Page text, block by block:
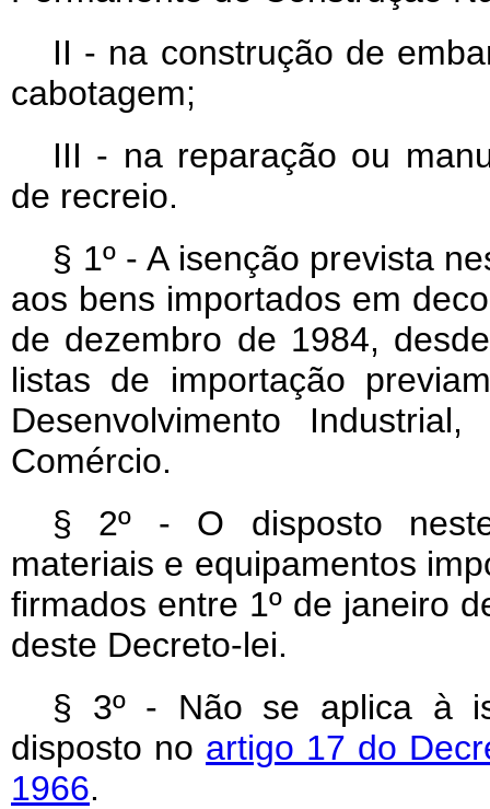
II - na construção de
cabotagem;
III - na reparação ou
de recreio.
§ 1º - A isenção prevista
aos bens importados em
de dezembro de 1984,
listas de importação
Desenvolvimento
Comércio.
§ 2º - O disposto
materiais e equipamentos
firmados entre 1º de janeiro
deste Decreto-lei.
§ 3º - Não se aplica à
disposto no artigo 17 do
1966.